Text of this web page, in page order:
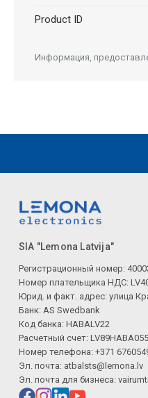
Product ID
Информация,
SIA "Lemona Latvija"
Регистрационный номер:
Номер плательщика НДС:
Юрид. и факт. адрес: улица
Банк: AS Swedbank
Код банка: HABALV22
Расчетный счет:
Номер телефона: +371
Эл. почта: atbalsts@lemona.lv
Эл. почта для бизнеса: